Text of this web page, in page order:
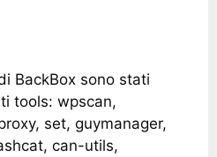
BackBox sono stati
tools: wpscan,
set, guymanager,
can-utils,